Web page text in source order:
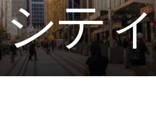
ティ